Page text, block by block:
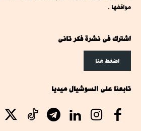
مواقفها .
اشترك فى نشرة فكر تانى
اضغط هنا
تابعنا على السوشيال ميديا